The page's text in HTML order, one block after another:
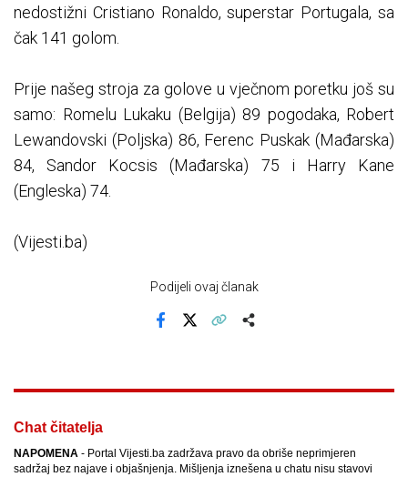
nedostižni Cristiano Ronaldo, superstar Portugala, sa
čak 141 golom.
Prije našeg stroja za golove u vječnom poretku još su
samo: Romelu Lukaku (Belgija) 89 pogodaka, Robert
Lewandovski (Poljska) 86, Ferenc Puskak (Mađarska)
84, Sandor Kocsis (Mađarska) 75 i Harry Kane
(Engleska) 74.
(Vijesti.ba)
Podijeli ovaj članak
Chat čitatelja
NAPOMENA - Portal Vijesti.ba zadržava pravo da obriše neprimjeren
sadržaj bez najave i objašnjenja. Mišljenja iznešena u chatu nisu stavovi